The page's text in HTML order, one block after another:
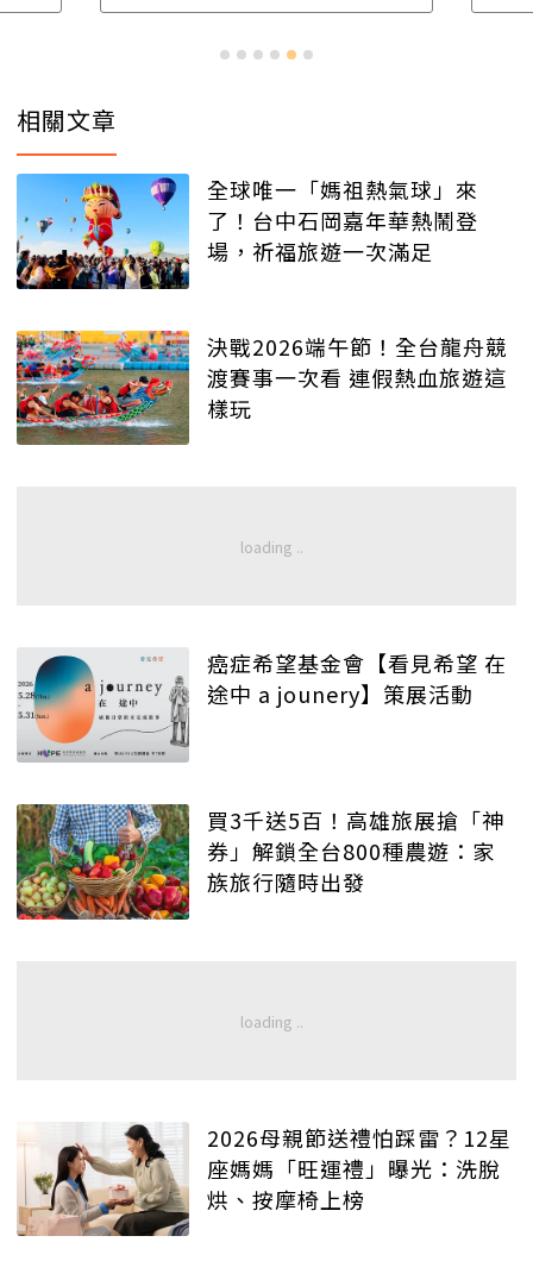
相關文章
全球唯一「媽祖熱氣球」來
了！台中石岡嘉年華熱鬧登
場，祈福旅遊一次滿足
決戰2026端午節！全台龍舟競
渡賽事一次看 連假熱血旅遊這
樣玩
癌症希望基金會【看見希望 在
途中 a jounery】策展活動
買3千送5百！高雄旅展搶「神
券」解鎖全台800種農遊：家
族旅行隨時出發
2026母親節送禮怕踩雷？12星
座媽媽「旺運禮」曝光：洗脫
烘、按摩椅上榜